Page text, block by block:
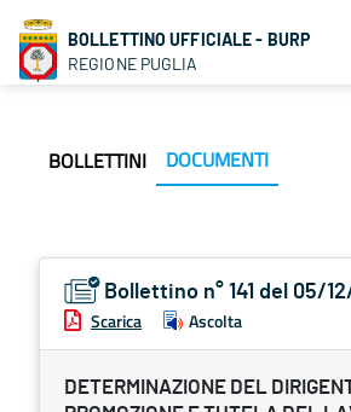
BOLLETTINO UFFICIALE - BURP
REGIONE PUGLIA
BOLLETTINI DOCUMENTI
Bollettino n° 141 del 05/
Scarica Ascolta
DETERMINAZIONE DEL